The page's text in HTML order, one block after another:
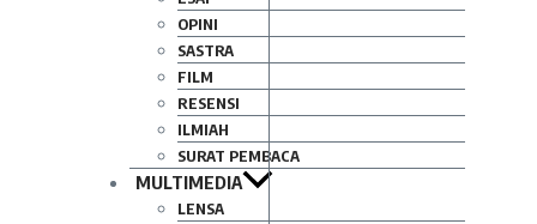
OPINI
SASTRA
FILM
RESENSI
ILMIAH
SURAT PEMBACA
MULTIMEDIA
LENSA